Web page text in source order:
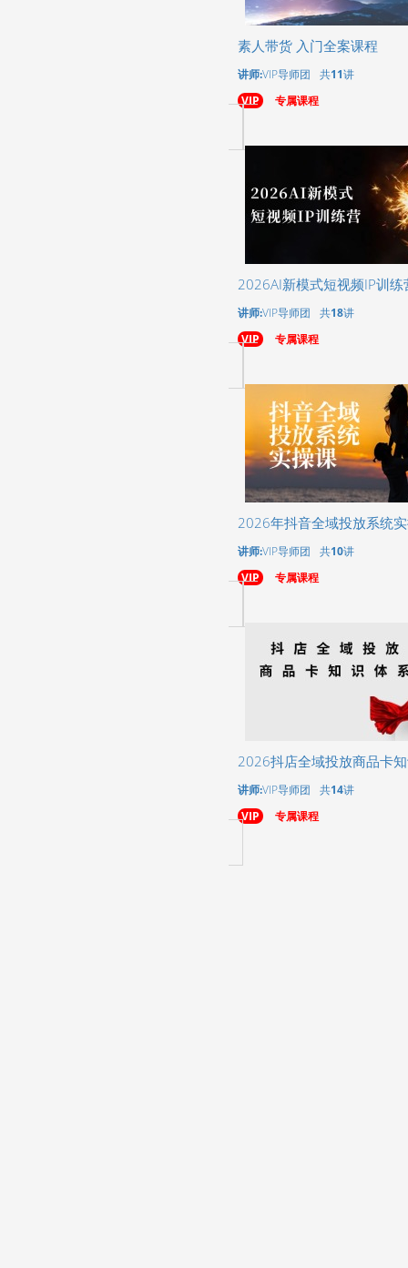
素人带货 入门全案课程
讲师:VIP导师团 共11讲
VIP
专属课程
2026AI新模式短视频IP训
讲师:VIP导师团 共18讲
VIP
专属课程
2026年抖音全域投放系统
讲师:VIP导师团 共10讲
VIP
专属课程
2026抖店全域投放商品卡
讲师:VIP导师团 共14讲
VIP
专属课程